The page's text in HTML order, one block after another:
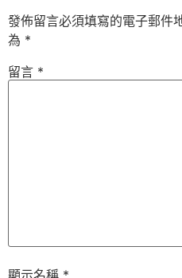
發佈留言必須填寫的電子郵件
為 *
留言 *
顯示名稱 *